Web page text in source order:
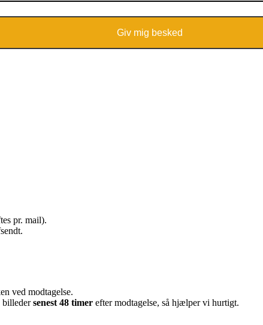
Giv mig besked
pr. mail).
ved modtagelse.
billedersenest 48 timer efter modtagelse, så hjælper vi hurtigt.